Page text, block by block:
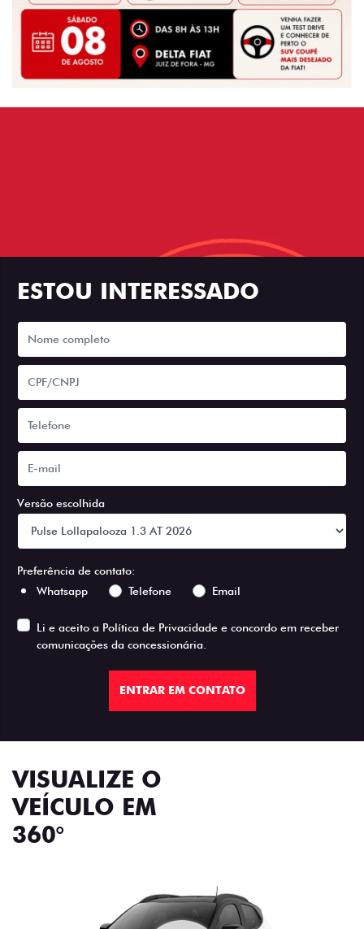
ESTOU INTERESSADO
Versão escolhida
Preferência de contato:
Whatsapp
Telefone Email
Li e aceito a Política de Privacidade e concordo em receber
comunicações da concessionária.
ENTRAR EM CONTATO
VISUALIZE O
VEÍCULO EM
360°